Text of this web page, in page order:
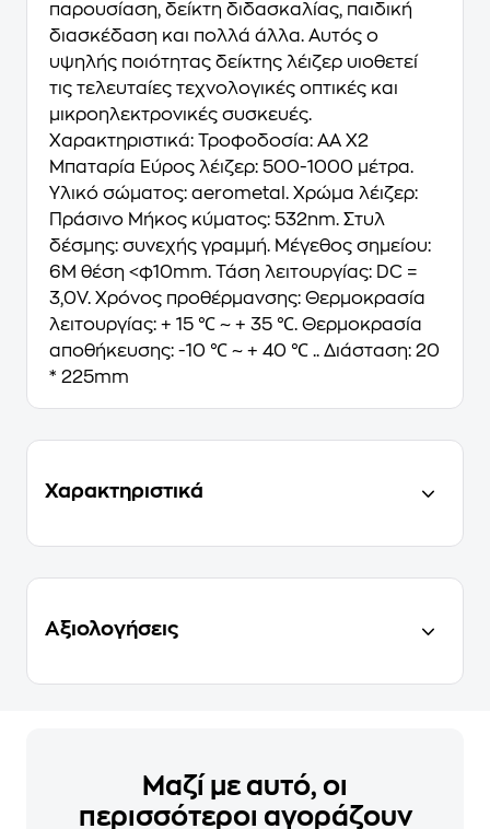
παρουσίαση, δείκτη διδασκαλίας, παιδική
διασκέδαση και πολλά άλλα. Αυτός ο
υψηλής ποιότητας δείκτης λέιζερ υιοθετεί
τις τελευταίες τεχνολογικές οπτικές και
μικροηλεκτρονικές συσκευές.
Χαρακτηριστικά: Τροφοδοσία: AA X2
Μπαταρία Εύρος λέιζερ: 500-1000 μέτρα.
Υλικό σώματος: aerometal. Χρώμα λέιζερ:
Πράσινο Μήκος κύματος: 532nm. Στυλ
δέσμης: συνεχής γραμμή. Μέγεθος σημείου:
6M θέση <φ10mm. Τάση λειτουργίας: DC =
3,0V. Χρόνος προθέρμανσης: Θερμοκρασία
λειτουργίας: + 15 ℃ ~ + 35 ℃. Θερμοκρασία
αποθήκευσης: -10 ℃ ~ + 40 ℃ .. Διάσταση: 20
* 225mm
Χαρακτηριστικά
Αξιολογήσεις
Μαζί με αυτό, οι
περισσότεροι αγοράζουν